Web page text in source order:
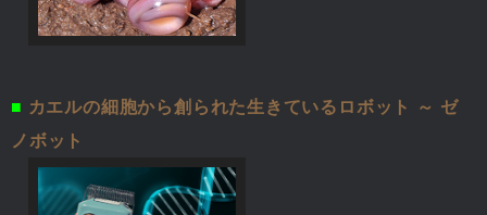
■ カエルの細胞から創られた生きているロボット ～ ゼ
ノボット